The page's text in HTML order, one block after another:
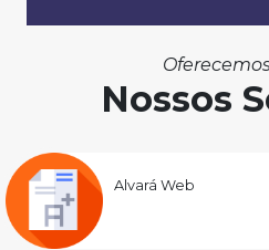
Nossos
Alvará Web